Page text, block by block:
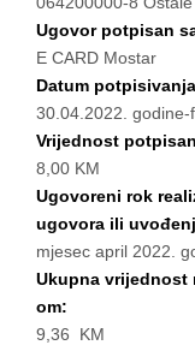
Ugovor potpisan
E CARD Mostar
Datum
30.04.2022. godine-
Vrijednost
8,00 KM
Ugovoreni rok
ugovora ili
mjesec april 2022.
Ukupna vrijednost
om:
9,36 KM